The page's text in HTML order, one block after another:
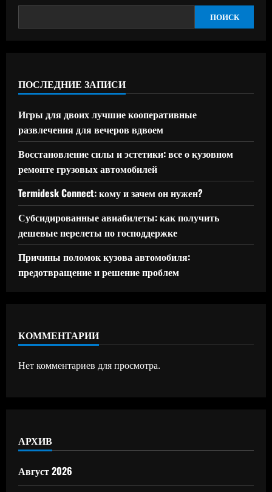
ПОИСК
ПОСЛЕДНИЕ ЗАПИСИ
Игры для двоих лучшие кооперативные
развлечения для вечеров вдвоем
Восстановление силы и эстетики: все о кузовном
ремонте грузовых автомобилей
Termidesk Connect: кому и зачем он нужен?
Субсидированные авиабилеты: как получить
дешевые перелеты по господдержке
Причины поломок кузова автомобиля:
предотвращение и решение проблем
КОММЕНТАРИИ
Нет комментариев для просмотра.
АРХИВ
Август 2026